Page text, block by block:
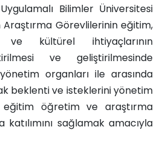
Bilimler Üniversitesi
Görevlilerinin eğitim,
ve kültürel ihtiyaçlarının
ve geliştirilmesinde
organları ile arasında
beklenti ve isteklerini yönetim
eğitim öğretim ve araştırma
sağlamak amacıyla